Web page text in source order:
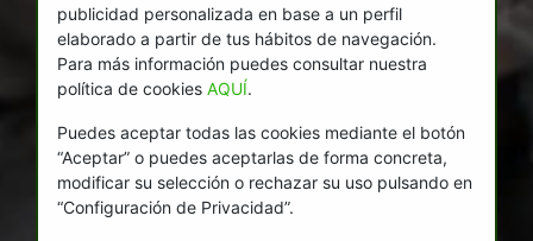
publicidad personalizada en base a un perfil
elaborado a partir de tus hábitos de navegación.
Para más información puedes consultar nuestra
política de cookies AQUÍ.
Puedes aceptar todas las cookies mediante el botón
“Aceptar” o puedes aceptarlas de forma concreta,
modificar su selección o rechazar su uso pulsando en
“Configuración de Privacidad”.